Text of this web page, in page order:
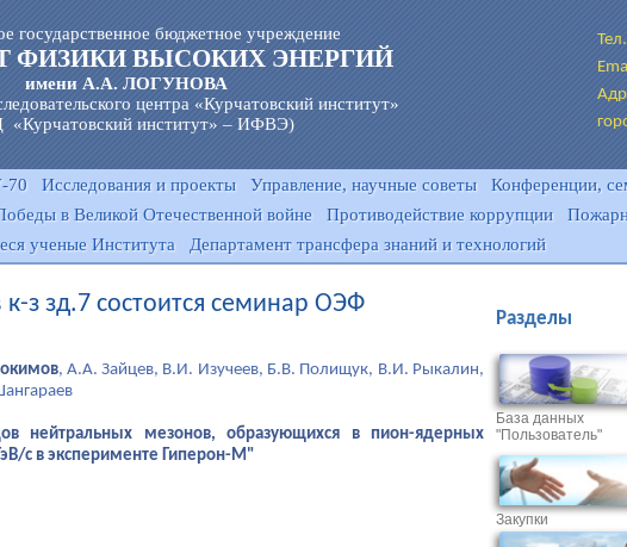
государственное бюджетное учреждение
ФИЗИКИ ВЫСОКИХ ЭНЕРГИЙ
имени А.А. ЛОГУНОВА
центра «Курчатовский институт»
институт» – ИФВЭ)
70 Исследования и проекты Управление, научные советы Конференции,
в Великой Отечественной войне Противодействие коррупции
ученые Института Департамент трансфера знаний и технологий
з зд.7 состоится семинар ОЭФ
, А.А. Зайцев, В.И. Изучеев, Б.В. Полищук, В.И. Рыкалин,
нейтральных мезонов, образующихся в пион-ядерных
с в эксперименте Гиперон-М"
Разделы
База данных
"Пользователь"
Закупки